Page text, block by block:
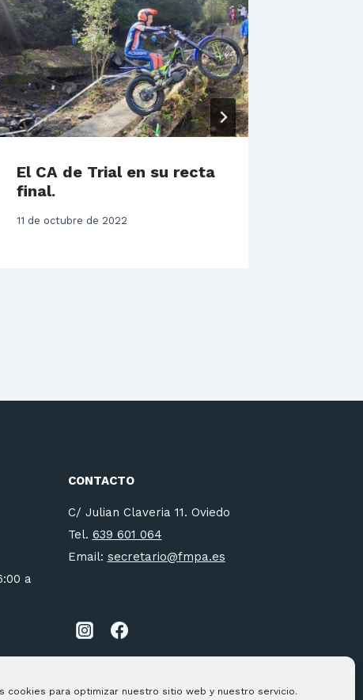
cookies para optimizar nuestro sitio web y nuestro servicio.
El CA de Trial en su recta
final.
11 de octubre de 2022
a
CONTACTO
C/ Julian Claveria 11. Oviedo
Tel. 639 601 064
Email: secretario@fmpa.es